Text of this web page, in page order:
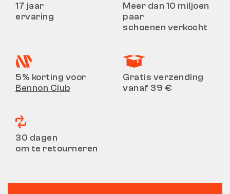
17 jaar
ervaring
Meer dan 10 miljoen
paar
schoenen verkocht
5% korting voor
Bennon Club
Gratis verzending
vanaf 39 €
30 dagen
om te retourneren